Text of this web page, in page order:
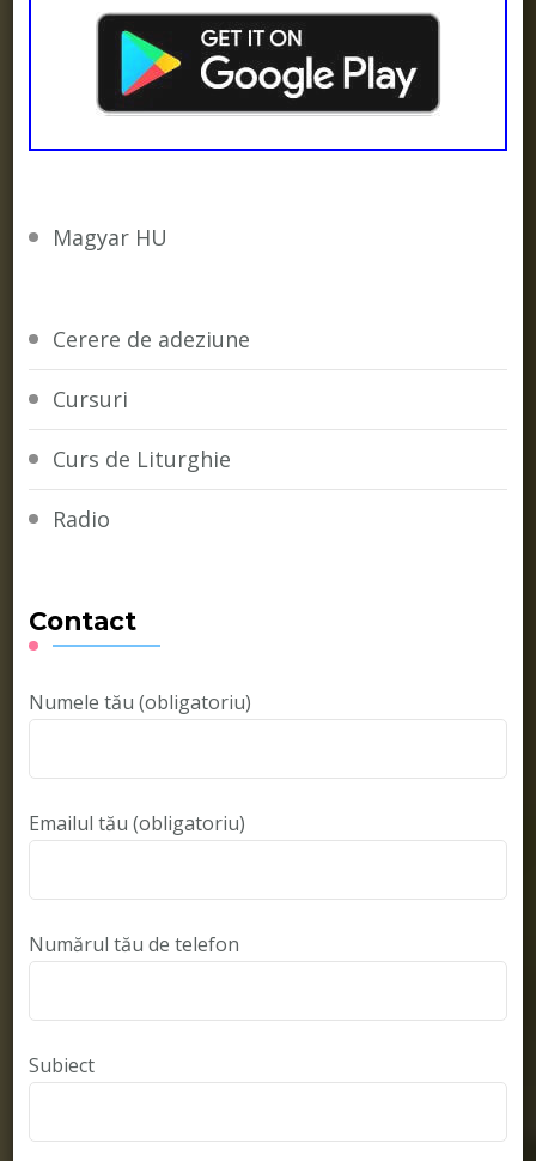
Magyar HU
Cerere de adeziune
Cursuri
Curs de Liturghie
Radio
Contact
Numele tău (obligatoriu)
Emailul tău (obligatoriu)
Numărul tău de telefon
Subiect